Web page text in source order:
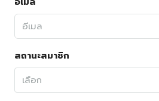
สถานะสมาชิก
เลือก